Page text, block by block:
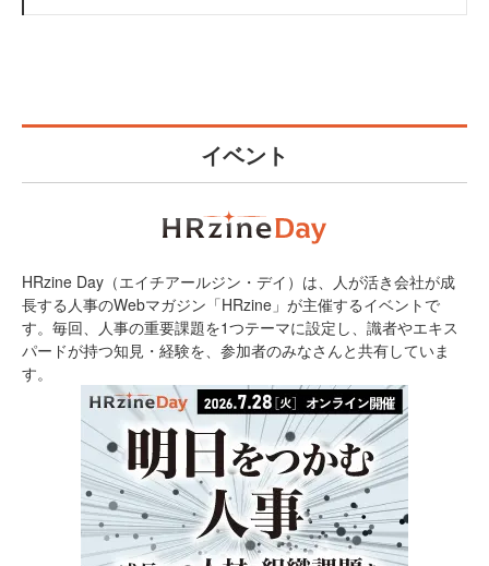
イベント
HRzine Day（エイチアールジン・デイ）は、人が活き会社が成
長する人事のWebマガジン「HRzine」が主催するイベントで
す。毎回、人事の重要課題を1つテーマに設定し、識者やエキス
パードが持つ知見・経験を、参加者のみなさんと共有していま
す。